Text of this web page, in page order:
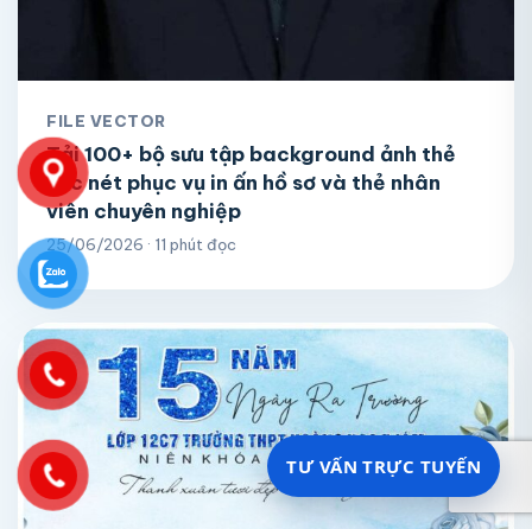
FILE VECTOR
Tải 100+ bộ sưu tập background ảnh thẻ
sắc nét phục vụ in ấn hồ sơ và thẻ nhân
viên chuyên nghiệp
25/06/2026 · 11 phút đọc
TƯ VẤN TRỰC TUYẾN